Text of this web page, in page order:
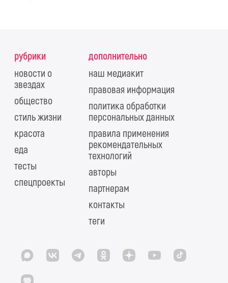
рубрики
новости о
звездах
общество
стиль жизни
красота
еда
тесты
спецпроекты
дополнительно
наш медиакит
правовая информация
политика обработки
персональных данных
правила применения
рекомендательных
технологий
авторы
партнерам
контакты
теги